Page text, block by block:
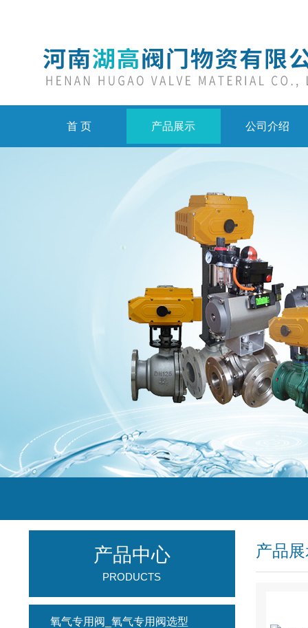
首 页 产品展示 公司介绍
产品
产品中心
PRODUCTS
氧气专用阀_氧气专用阀选型